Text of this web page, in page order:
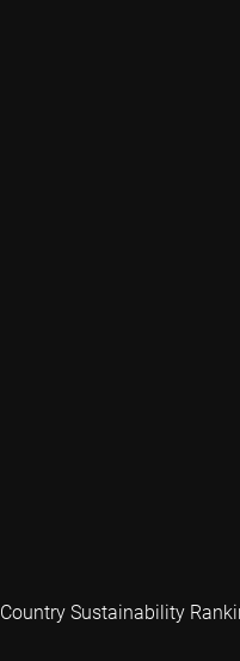
Country Sustainability